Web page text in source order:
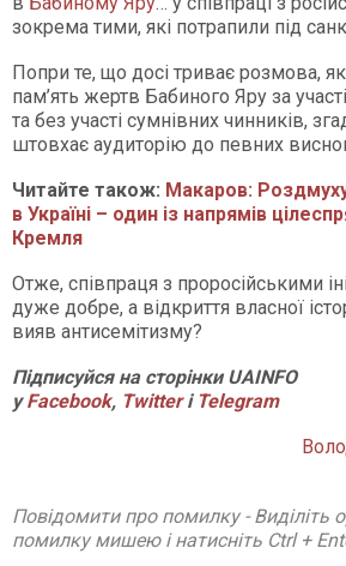
зокрема тими, які потрапили під
Попри те, що досі триває розмова,
пам’ять жертв Бабиного Яру за
та без участі сумнівних чинників,
штовхає аудиторію до певних
Читайте також: Макаров:
в Україні – один із напрямів
Кремля
Отже, співпраця з проросійськими
дуже добре, а відкриття власної
вияв антисемітизму?
Підписуйся на сторінки UAINFO
уFacebook, Twitter і Telegram
Повідомити про помилку - Виділіть
помилку мишею і натисніть Ctrl +